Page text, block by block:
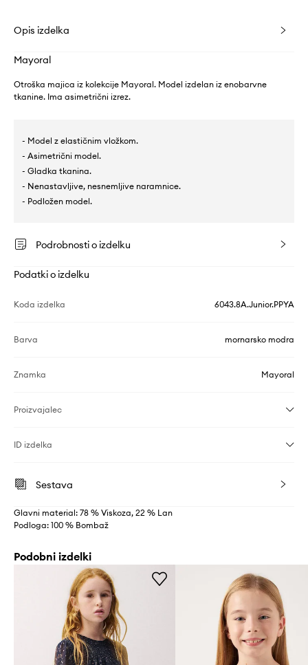
Opis izdelka
Mayoral
Otroška majica iz kolekcije Mayoral. Model izdelan iz enobarvne
tkanine. Ima asimetrični izrez.
- Model z elastičnim vložkom.
- Asimetrični model.
- Gladka tkanina.
- Nenastavljive, nesnemljive naramnice.
- Podložen model.
Podrobnosti o izdelku
Podatki o izdelku
Koda izdelka 6043.8A.Junior.PPYA
Barva mornarsko modra
Znamka Mayoral
Proizvajalec
ID izdelka
Sestava
Glavni material: 78 % Viskoza, 22 % Lan
Podloga: 100 % Bombaž
Podobni izdelki